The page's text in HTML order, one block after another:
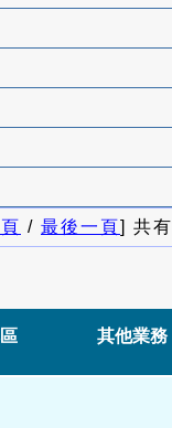
/ 最後一頁] 共有
其他業務